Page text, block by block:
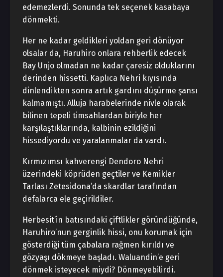
edemezlerdi. Sonunda tek seçenek kasabaya
dönmekti.
Her ne kadar geldikleri yoldan geri dönüyor
olsalar da, Haruhiro onlara rehberlik edecek
Bay Unjo olmadan ne kadar çaresiz olduklarını
derinden hissetti. Kaplıca Nehri kıyısında
dinlendikten sonra artık gardını düşürme şansı
kalmamıştı. Alluja harabelerinde nivle olarak
bilinen tepeli timsahlardan biriyle her
karşılaştıklarında, kalbinin ezildiğini
hissediyordu ve yaralanmalar da vardı.
Kırmızımsı kahverengi Dendoro Nehri
üzerindeki köprüden geçtiler ve Kemikler
Tarlası Zetesidona’da skardlar tarafından
defalarca ele geçirildiler.
Herbesit’in batısındaki çiftlikler göründüğünde,
Haruhiro’nun gerginlik hissi, onu korumak için
gösterdiği tüm çabalara rağmen kırıldı ve
gözyaşı dökmeye başladı. Waluandin’e geri
dönmek isteyecek miydi? Dönmeyebilirdi.